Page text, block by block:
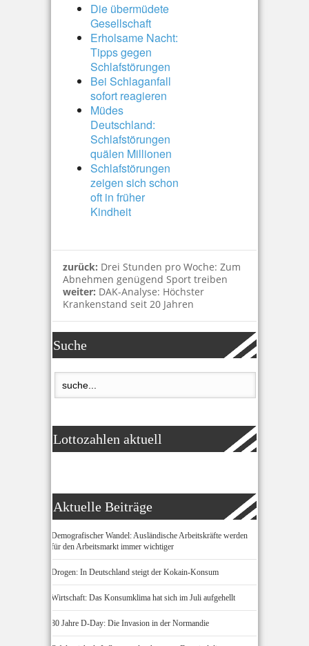
Die übermüdete
Gesellschaft
Erholsame Nacht:
Tipps gegen
Schlafstörungen
Bei Schlaganfall
sofort reagieren
Müdes
Deutschland:
Schlafstörungen
quälen Millionen
Schlafstörungen
zeigen sich schon
oft in früher
Kindheit
zurück: Drei Stunden pro Woche: Zum
Abnehmen genügend Sport treiben
weiter: DAK-Analyse: Höchster
Krankenstand seit 20 Jahren
Suche
Lottozahlen aktuell
Aktuelle Beiträge
Demografischer Wandel: Ausländische Arbeitskräfte werden
für den Arbeitsmarkt immer wichtiger
Drogen: In Deutschland steigt der Kokain-Konsum
Wirtschaft: Das Konsumklima hat sich im Juli aufgehellt
80 Jahre D-Day: Die Invasion in der Normandie